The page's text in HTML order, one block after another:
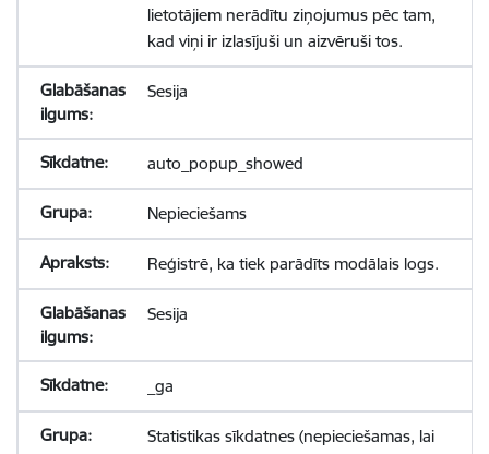
lietotājiem nerādītu ziņojumus pēc tam,
kad viņi ir izlasījuši un aizvēruši tos.
Sesija
auto_popup_showed
Nepieciešams
Reģistrē, ka tiek parādīts modālais logs.
Sesija
_ga
Statistikas sīkdatnes (nepieciešamas, lai